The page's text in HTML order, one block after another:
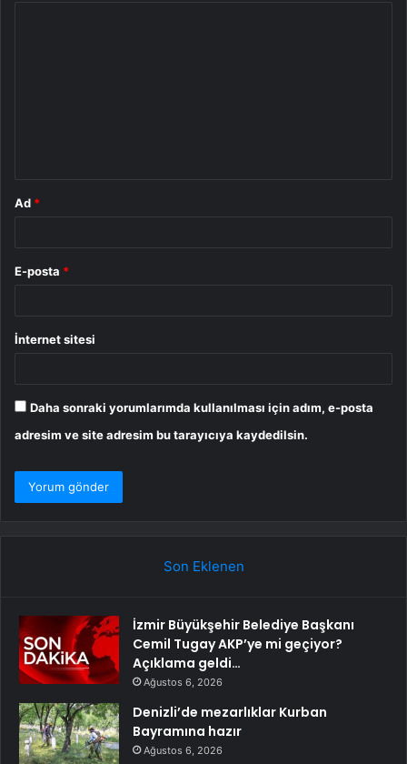
Ad *
E-posta *
İnternet sitesi
Daha sonraki yorumlarımda kullanılması için adım, e-posta
adresim ve site adresim bu tarayıcıya kaydedilsin.
Son Eklenen
İzmir Büyükşehir Belediye Başkanı
Cemil Tugay AKP’ye mi geçiyor?
Açıklama geldi…
Ağustos 6, 2026
Denizli’de mezarlıklar Kurban
Bayramına hazır
Ağustos 6, 2026